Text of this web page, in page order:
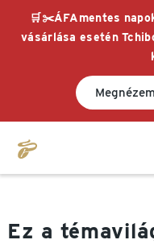
🛒✂️ÁFAmentes
vásárlása esetén
Megnézem
Ez a